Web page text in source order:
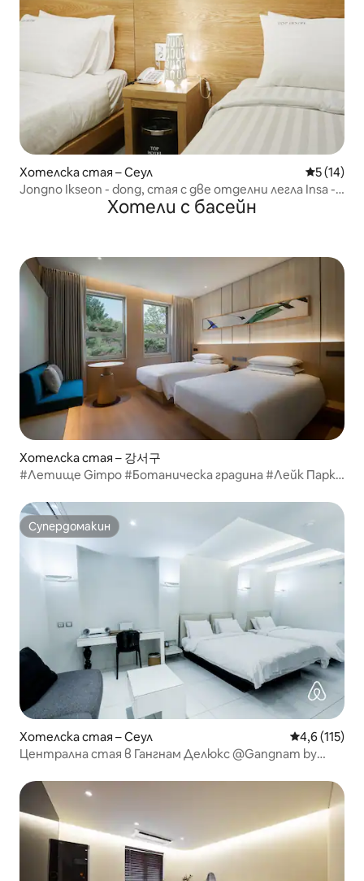
Хотелска стая – Сеул Средна
5 (14)
Jongno Ikseon - dong, стая с две отделни легла Insa -
dong за 2 - ма душиХотели с басейн
Хотелска стая – 강서구
#Летище Gimpo #Ботаническа градина #Лейк Парк
Супердомакин
Супердомакин
Хотелска стая – Сеул Средна
4,6 (115)
Централна стая в Гангнам Делюкс @Gangnam by